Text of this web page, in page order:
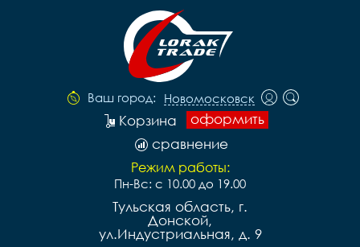
Ваш город: Новомосковск
оформить
Корзина
сравнение
Режим работы:
Пн-Вс: с 10.00 до 19.00
Тульская область, г.
Донской,
ул.Индустриальная, д. 9